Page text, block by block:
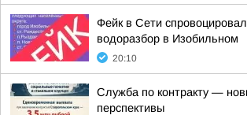
Фейк в Сети
водоразбор в Изобильном
20:10
Служба по контракту —
перспективы